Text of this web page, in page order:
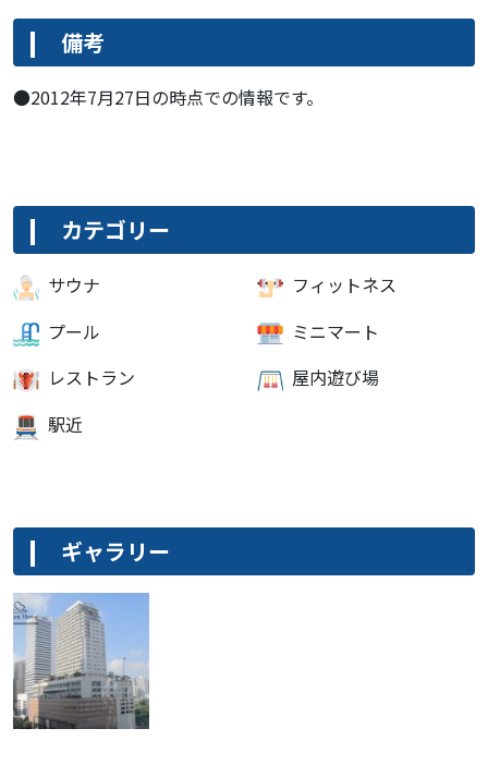
備考
●2012年7月27日の時点での情報です。
カテゴリー
サウナ
フィットネス
プール
ミニマート
レストラン
屋内遊び場
駅近
ギャラリー